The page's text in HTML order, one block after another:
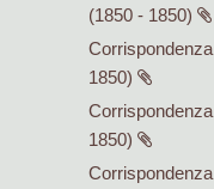
(1850 - 1850)
Corrispondenza
1850)
Corrispondenza
1850)
Corrispondenza